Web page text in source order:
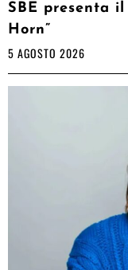
SBE presenta
Horn”
5 AGOSTO 2026